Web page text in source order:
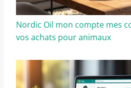
Nordic Oil mon compte mes
vos achats pour animaux